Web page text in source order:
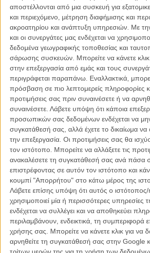
αποστέλλονται από μια συσκευή για
και περιεχόμενο, μέτρηση διαφήμισης και
ακροατηρίου και ανάπτυξη υπηρεσιών. Με
και οι συνεργάτες μας ενδέχεται να
δεδομένα γεωγραφικής τοποθεσίας και
σάρωσης συσκευών. Μπορείτε να κάνετε κλικ
στην επεξεργασία από εμάς και τους
περιγράφεται παραπάνω. Εναλλακτικά,
πρόσβαση σε πιο λεπτομερείς πληροφορίες
προτιμήσεις σας πριν συναινέσετε ή να
συναινέσετε. Λάβετε υπόψη ότι κάποια
προσωπικών σας δεδομένων ενδέχεται να μην
συγκατάθεσή σας, αλλά έχετε το δικαίωμα να
την επεξεργασία. Οι προτιμήσεις σας θα
τον ιστότοπο. Μπορείτε να αλλάξετε τις
ανακαλέσετε τη συγκατάθεσή σας ανά πάσα
επιστρέφοντας σε αυτόν τον ιστότοπο και
κουμπί "Απορρήτου" στο κάτω μέρος της
Λάβετε επίσης υπόψη ότι αυτός ο
χρησιμοποιεί μία ή περισσότερες υπηρεσίες
ενδέχεται να συλλέγει και να αποθηκεύει
περιλαμβάνουν, ενδεικτικά, τη συμπεριφορά
χρήσης σας. Μπορείτε να κάνετε κλικ για να
αρνηθείτε τη συγκατάθεσή σας στην Google
Ερενραϊκ για να γίνει σωστός «Solo»;
08 ΦΕΒ 2018/ Λήδα Γαλανού
Ποιος ήταν ο Χαν Σόλο πριν γίνει... ο
featurette του «Solo» αποκαλύπτει
ΝΕΑ /30 ΑΠΡ 2018/ Λήδα Γαλανού
Βιμ Βέντερς
Συνέντευξη
Η επιτυχία είναι υπερτιμημένη. Δεν
καλύτερο, δεν σε πάει πουθενά η
απλώς ένα ωραίο, ανεβαστικό,
συναίσθημα.»